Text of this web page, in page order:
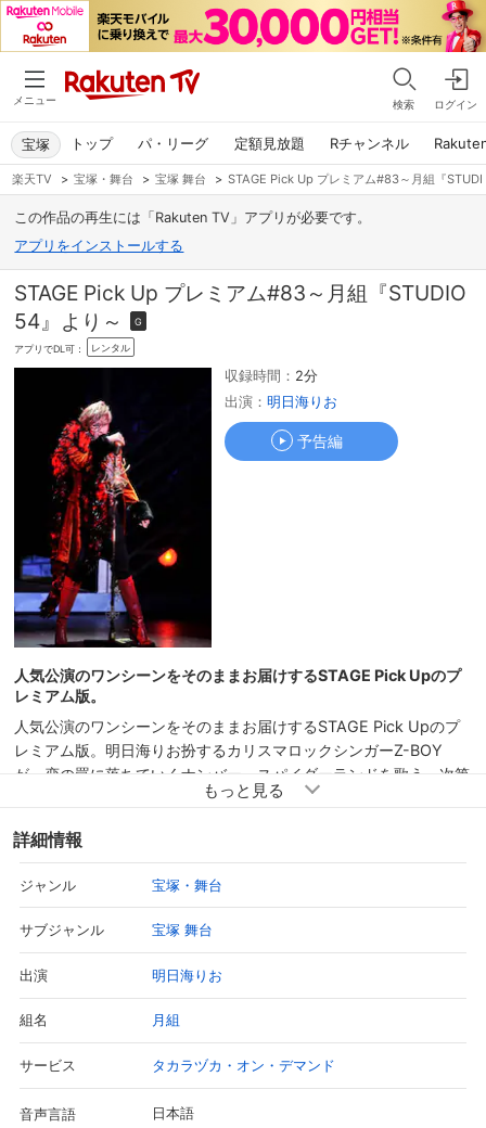
メニュー 検索 ログイン
トップ パ・リーグ 定額見放題 Rチャンネル
宝塚
楽天TV > 宝塚・舞台 > 宝塚 舞台 > STAGE Pick Up プレミアム#83～月組『
この作品の再生には「Rakuten TV」アプリが必要です。
アプリをインストールする
STAGE Pick Up プレミアム#83～月組『STUDIO
54』より～
G
アプリでDL可： レンタル
収録時間： 2分
出演： 明日海りお
予告編
人気公演のワンシーンをそのままお届けするSTAGE Pick Upのプ
レミアム版。
人気公演のワンシーンをそのままお届けするSTAGE Pick Upのプ
レミアム版。明日海りお扮するカリスマロックシンガーZ-BOY
が、恋の罠に落ちていくナンバー、スパイダーランドを歌う。次第
に熱を帯びていくステージの模様をピックアップ！
詳細情報
ジャンル 宝塚・舞台
サブジャンル 宝塚 舞台
出演 明日海りお
組名 月組
サービス タカラヅカ・オン・デマンド
音声言語 日本語